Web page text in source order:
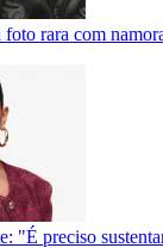
rara com
"É preciso